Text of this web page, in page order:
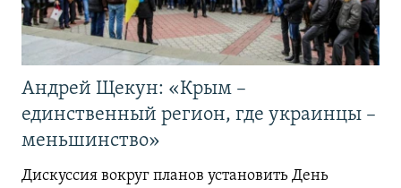
Андрей Щекун: «Крым –
единственный регион, где украинцы –
меньшинство»
Дискуссия вокруг планов установить День